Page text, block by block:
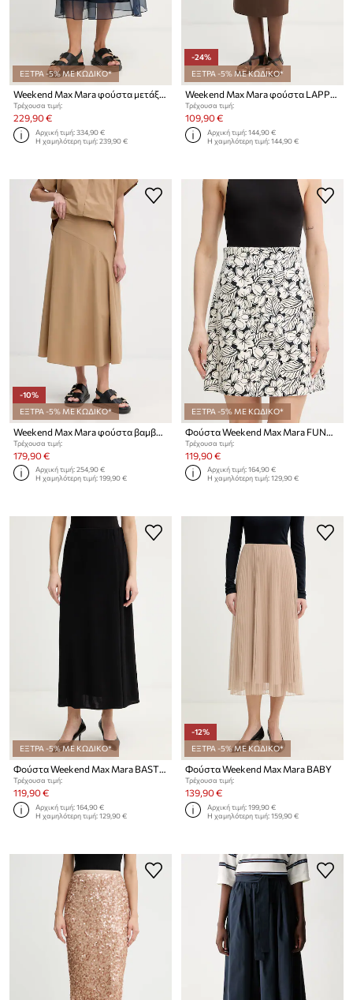
ΕΞΤΡΑ -5% ΜΕ ΚΩΔΙΚΟ*
Weekend Max Mara φούστα μετάξι VISINO
Τρέχουσα τιμή:
229,90 €
Αρχική τιμή:334,90 €
Η χαμηλότερη τιμή:239,90 €
-24%
ΕΞΤΡΑ -5% ΜΕ ΚΩΔΙΚΟ*
Weekend Max Mara φούστα LAPPOLE
Τρέχουσα τιμή:
109,90 €
Αρχική τιμή:144,90 €
Η χαμηλότερη τιμή:144,90 €
-10%
ΕΞΤΡΑ -5% ΜΕ ΚΩΔΙΚΟ*
Τρέχουσα τιμή:
179,90 €
Αρχική τιμή:254,90 €
Η χαμηλότερη τιμή:199,90 €
ΕΞΤΡΑ -5% ΜΕ ΚΩΔΙΚΟ*
Τρέχουσα τιμή:
119,90 €
Αρχική τιμή:164,90 €
Η χαμηλότερη τιμή:129,90 €
ΕΞΤΡΑ -5% ΜΕ ΚΩΔΙΚΟ*
Φούστα Weekend Max Mara BASTIA
Τρέχουσα τιμή:
119,90 €
Αρχική τιμή:164,90 €
Η χαμηλότερη τιμή:129,90 €
-12%
ΕΞΤΡΑ -5% ΜΕ ΚΩΔΙΚΟ*
Φούστα Weekend Max Mara BABY
Τρέχουσα τιμή:
139,90 €
Αρχική τιμή:199,90 €
Η χαμηλότερη τιμή:159,90 €